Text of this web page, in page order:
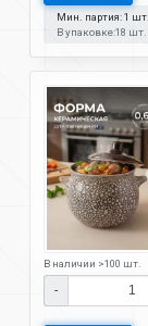
Мин. партия: 1 шт.
В упаковке:18 шт.
В наличии >100 шт.
-